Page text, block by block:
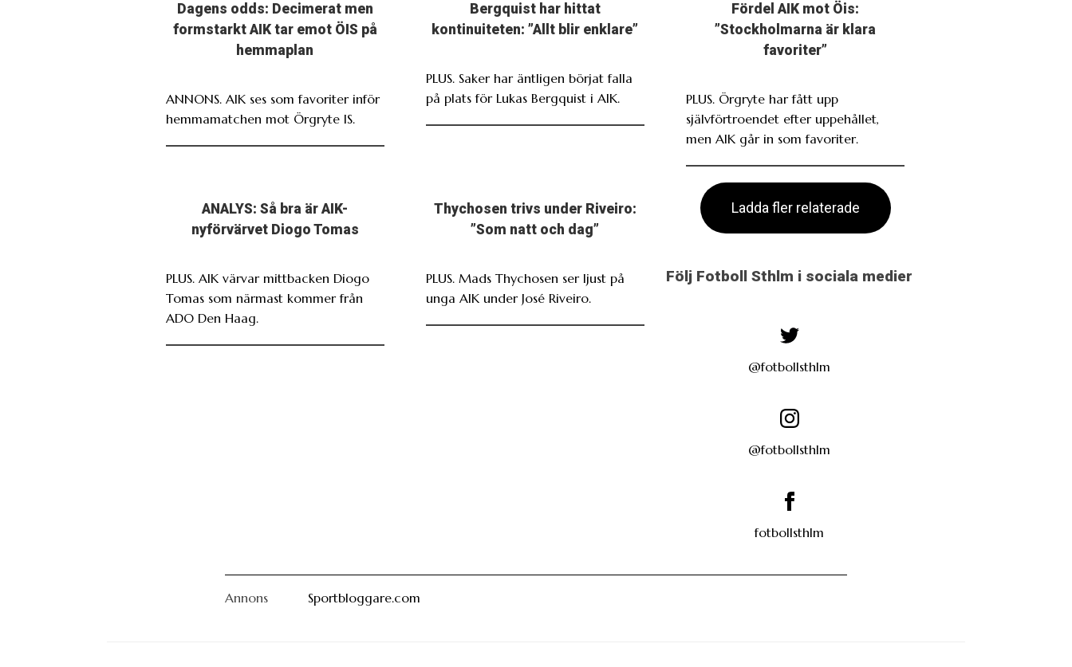
Dagens odds: Decimerat men
formstarkt AIK tar emot ÖIS på
hemmaplan
ANNONS. AIK ses som favoriter inför
hemmamatchen mot Örgryte IS.
Bergquist har hittat
kontinuiteten: ”Allt blir enklare”
PLUS. Saker har äntligen börjat falla
på plats för Lukas Bergquist i AIK.
Fördel AIK mot Öis:
”Stockholmarna är klara
favoriter”
PLUS. Örgryte har fått upp
självförtroendet efter uppehållet,
men AIK går in som favoriter.
ANALYS: Så bra är AIK-
nyförvärvet Diogo Tomas
PLUS. AIK värvar mittbacken Diogo
Tomas som närmast kommer från
ADO Den Haag.
Thychosen trivs under Riveiro:
”Som natt och dag”
PLUS. Mads Thychosen ser ljust på
unga AIK under José Riveiro.
Ladda fler relaterade
Följ Fotboll Sthlm i sociala medier
@fotbollsthlm
@fotbollsthlm
fotbollsthlm
Annons Sportbloggare.com